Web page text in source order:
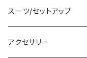
チュニック
ニット/セーター
パーカー
レギンス
その他
その他
その他
バンドゥビキニ
ワンピース
ミニ/ショート
ミディアム/ミモレ
スーツ/セットアップ
パンツスーツ
アクセサリー